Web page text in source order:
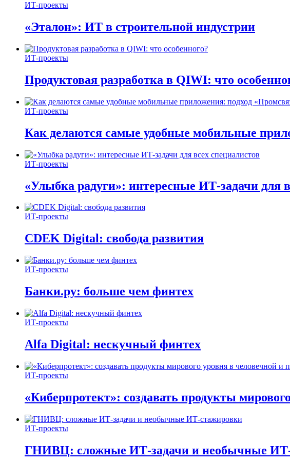
ИТ-проекты
«Эталон»: ИТ в строительной индустрии
ИТ-проекты
Продуктовая разработка в QIWI: что
ИТ-проекты
Как делаются самые удобные мобильные
ИТ-проекты
«Улыбка радуги»: интересные ИТ-задачи для
ИТ-проекты
CDEK Digital: свобода развития
ИТ-проекты
Банки.ру: больше чем финтех
ИТ-проекты
Alfa Digital: нескучный финтех
ИТ-проекты
«Киберпротект»: создавать продукты
ИТ-проекты
ГНИВЦ: сложные ИТ‑задачи и необычные